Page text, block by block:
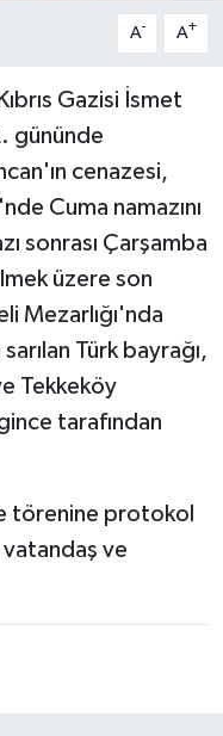
A- A+
Gazisi İsmet
gününde
cenazesi,
Cuma namazını
sonrası Çarşamba
üzere son
Mezarlığı'nda
Türk bayrağı,
Tekkeköy
tarafından
törenine protokol
vatandaş ve